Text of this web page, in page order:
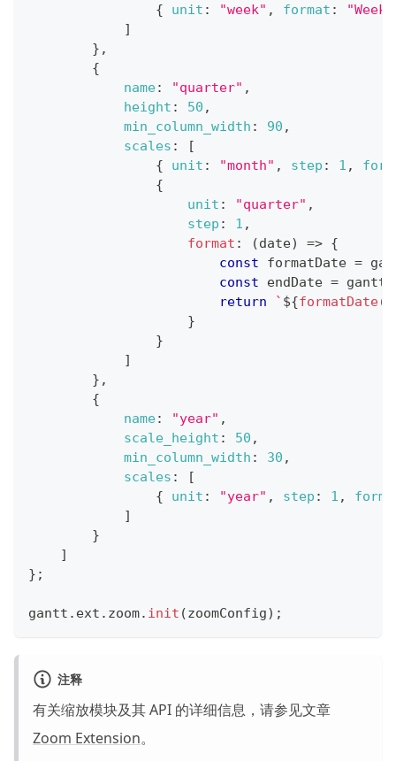
{
unit : "week" , format :
"Week
]
} ,
{
name: "quarter" ,
height : 50 ,
min_column_width : 90 ,
scales :
[
{
unit : "month" , step : 1 ,
{
unit : "quarter" ,
step : 1 ,
format : (date) => {
const formatDate =
const endDate = gantt
return
` ${formatDate(
}
}
]
} ,
{
name: "year" ,
scale_height : 50 ,
min_column_width : 30 ,
scales :
[
{
unit : "year" , step : 1 ,
]
}
]
} ;
gantt . ext . zoom. init (zoomConfig) ;
注释
有关缩放模块及其 API 的详细信息，请参见文章
Zoom Extension。